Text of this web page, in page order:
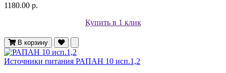
1180.00 р.
Купить в 1 клик
В корзину
Источники питания РАПАН 10 исп.1,2